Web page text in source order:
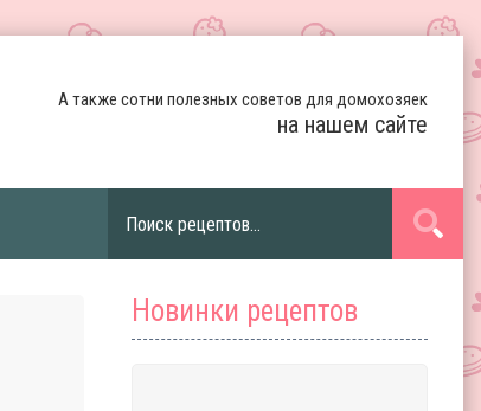
А также сотни полезных советов для домохозяек
на нашем сайте
Новинки рецептов